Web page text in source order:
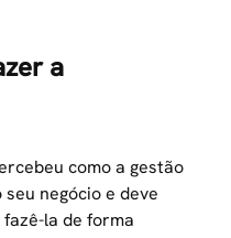
a
como a gestão
negócio e deve
la de forma